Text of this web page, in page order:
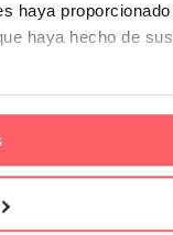
haya proporcionado
haya hecho de sus
en una
a los demás. Por ello
sacado a la
de los referentes
su experiencia en el
contaba ha hecho
y dar una